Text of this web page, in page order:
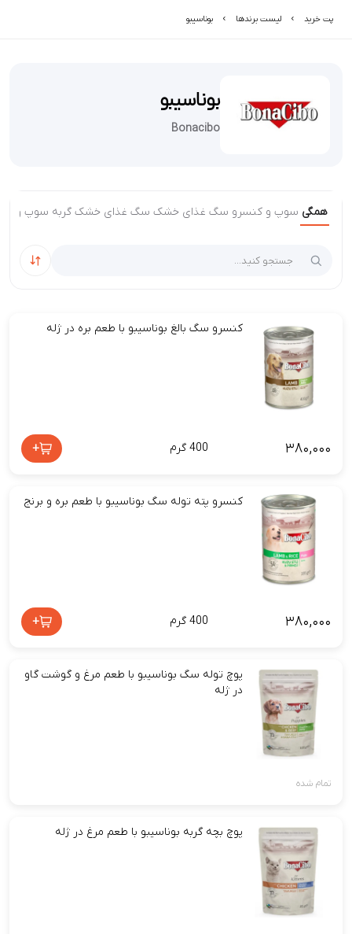
پت خرید لیست برند‌ها بوناسیبو
بوناسیبو
Bonacibo
همگی سوپ و کنسرو سگ غذای خشک سگ غذای خشک گربه سوپ و
کنسرو سگ بالغ بوناسیبو با طعم بره در ژله
۳۸۰,۰۰۰ 400 گرم +
کنسرو پته توله سگ بوناسیبو با طعم بره و برنج
۳۸۰,۰۰۰ 400 گرم +
پوچ توله سگ بوناسیبو با طعم مرغ و گوشت گاو
در ژله
تمام شده
پوچ بچه گربه بوناسیبو با طعم مرغ در ژله